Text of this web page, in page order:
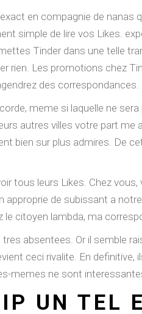
en compagnie de nanas
simple de lire vos Likes.
Tinder dans une telle
rien. Les promotions chez
des correspondances.
meme si laquelle ne sera
autres villes votre part me
bien sur plus admires. De
tous leurs Likes. Chez
de subissant a
citoyen lambda, ma
absentees. Or il semble
ceci rivalite. En definitive,
memes ne sont
UN TEL